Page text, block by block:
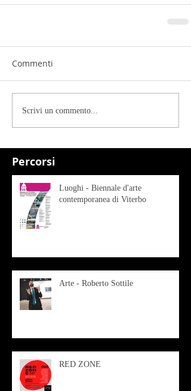
Percorsi
Commenti
Scrivi un commento...
Luoghi - Biennale d'arte
contemporanea di Viterbo
Arte - Roberto Sottile
RED ZONE